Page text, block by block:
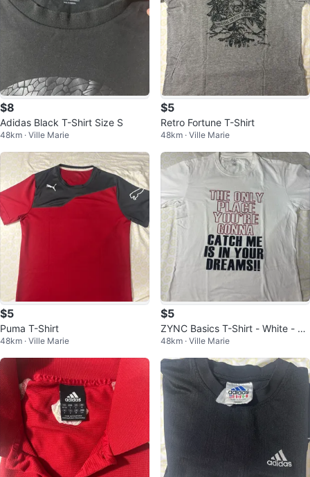
$8
Adidas Black T-Shirt Size S
48km · Ville Marie
$5
Retro Fortune T-Shirt
48km · Ville Marie
$5
Puma T-Shirt
48km · Ville Marie
$5
ZYNC Basics T-Shirt - White - Si
ze Medium
48km · Ville Marie